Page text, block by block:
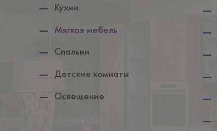
Кухни
Мягкая мебель
Спальни
Детские комнаты
Освещение